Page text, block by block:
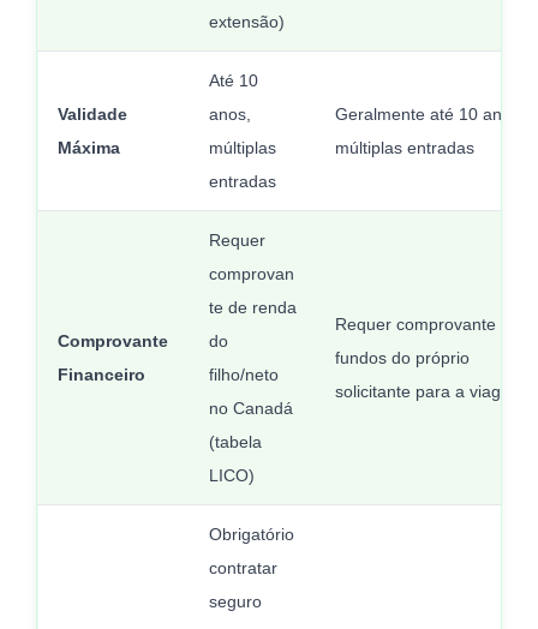
extensão)
Validade
Máxima
Até 10
anos,
múltiplas
entradas
Geralmente até 10 anos,
múltiplas entradas
Comprovante
Financeiro
Requer
comprovan
te de renda
do
filho/neto
no Canadá
(tabela
LICO)
Requer comprovante de
fundos do próprio
solicitante para a viagem
Obrigatório
contratar
seguro